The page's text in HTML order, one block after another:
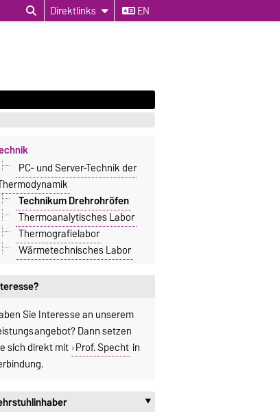
Direktlinks EN
‣
Sie Interesse an unserem
Dann setzen
sich direkt mit Prof. Specht in
PC- und Server-Technik der
Technikum Drehrohröfen
Thermoanalytisches Labor
Thermografielabor
Wärmetechnisches Labor